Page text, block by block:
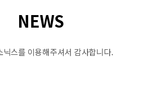
NEWS
닉스를 이용해주셔서 감사합니다.